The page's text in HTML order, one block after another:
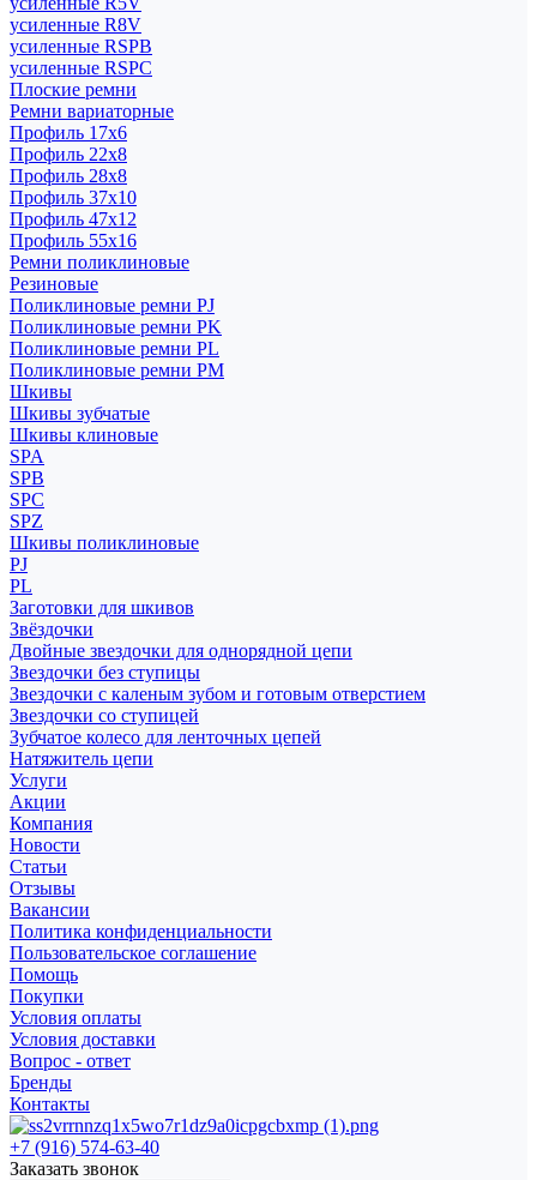
усиленные R8V
усиленные RSPB
усиленные RSPC
Плоские ремни
Ремни вариаторные
Профиль 17x6
Профиль 22x8
Профиль 28x8
Профиль 37x10
Профиль 47x12
Профиль 55x16
Ремни поликлиновые
Резиновые
Поликлиновые ремни PJ
Поликлиновые ремни PK
Поликлиновые ремни PL
Поликлиновые ремни PM
Шкивы
Шкивы зубчатые
Шкивы клиновые
SPA
SPB
SPC
SPZ
Шкивы поликлиновые
PJ
PL
Заготовки для шкивов
Звёздочки
Двойные звездочки для однорядной цепи
Звездочки без ступицы
Звездочки с каленым зубом и готовым отверстием
Звездочки со ступицей
Зубчатое колесо для ленточных цепей
Натяжитель цепи
Услуги
Акции
Компания
Новости
Статьи
Отзывы
Вакансии
Политика конфиденциальности
Пользовательское соглашение
Помощь
Покупки
Условия оплаты
Условия доставки
Вопрос - ответ
Бренды
Контакты
+7 (916) 574-63-40
Заказать звонок